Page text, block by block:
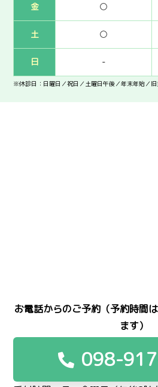
金 ○
土 ○
日 -
※休診日：日曜日／祝日／土曜日午後／年末年始／旧
お電話からのご予約（予約時間
ます）
098-